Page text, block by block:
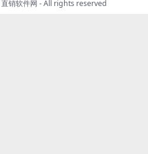
直销软件网 - All rights reserved